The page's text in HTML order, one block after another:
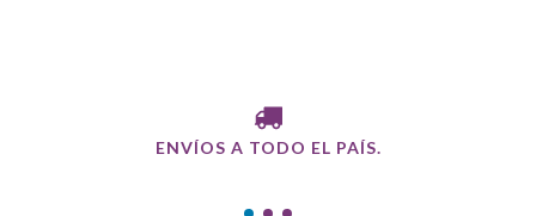
ENVÍOS A TODO EL PAÍS.